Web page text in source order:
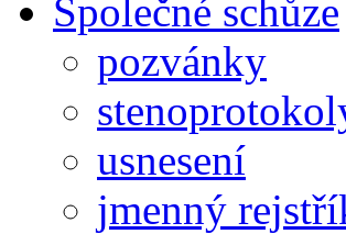
Společné schůze
pozvánky
usnesení
jmenný